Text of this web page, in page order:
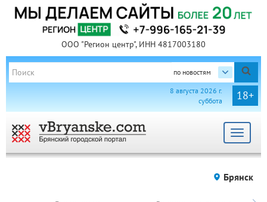
ООО "Регион центр", ИНН 4817003180
по новостям
18+
8 августа 2026 г.
суббота
Toggle
Брянск